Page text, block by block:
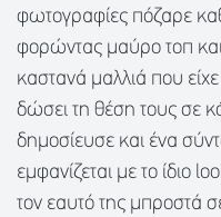
φωτογραφίες πόζαρε
φορώντας μαύρο τοπ
καστανά μαλλιά που
δώσει τη θέση τους σε
δημοσίευσε και ένα
εμφανίζεται με το ίδιο
τον εαυτό της μπροστά